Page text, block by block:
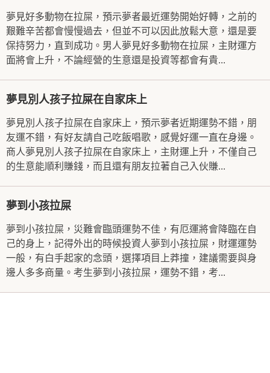
夢見好多動物在拉屎，預示夢者最近運勢開始好轉，之前的
艱難辛苦都會慢慢過去，但並不可以因此放鬆大意，還是要
保持努力，直到成功。男人夢見好多動物在拉屎，主財運方
面將會上升，不論經營的生意還是投資等都會有貴...
夢見別人孩子拉屎在自家床上
夢見別人孩子拉屎在自家床上，預示夢者近期運勢不錯，朋
友運不錯，有好友請自己吃飯唱歌，感覺好運一直在身邊。
商人夢見別人孩子拉屎在自家床上，主財運上升，不僅自己
的生意能順利賺錢，而且還有朋友拉著自己入伙賺...
夢到小孩拉屎
夢到小孩拉屎，災難會臨頭運勢不佳，有厄運將會降臨在自
己的身上，記得外出的時候投資人夢到小孩拉屎，財運運勢
一般，有白手起家的念頭，選擇項目上莽撞，建議需要與身
邊人多多商量。考生夢到小孩拉屎，運勢不錯，考...